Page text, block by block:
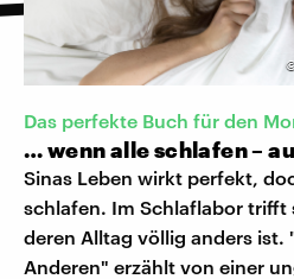
Das perfekte Buch für den
… wenn alle schlafen –
Sinas Leben wirkt perfekt,
schlafen. Im Schlaflabor trifft
deren Alltag völlig anders ist.
Anderen" erzählt von einer